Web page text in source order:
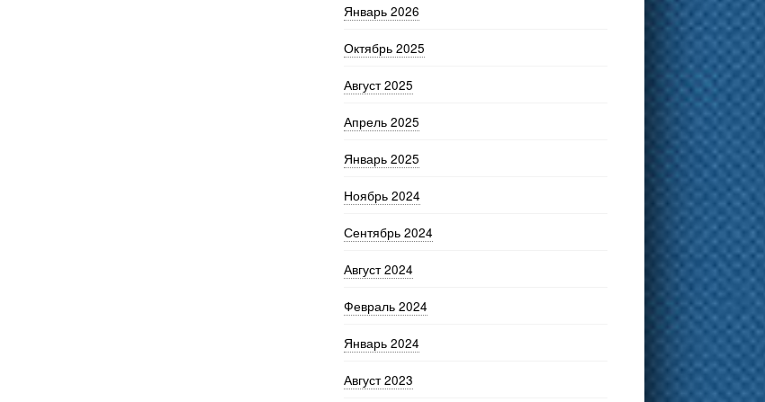
Январь 2026
Октябрь 2025
Август 2025
Апрель 2025
Январь 2025
Ноябрь 2024
Сентябрь 2024
Август 2024
Февраль 2024
Январь 2024
Август 2023